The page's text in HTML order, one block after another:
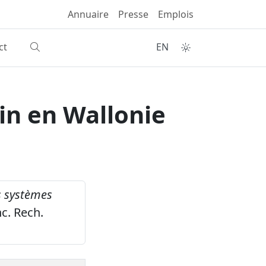
Annuaire Presse Emplois
EN
en Wallonie
Rech.